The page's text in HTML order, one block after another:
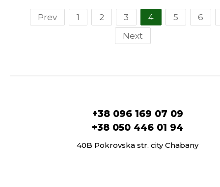
Prev 1 2 3 4 5
6
Next
+38 096 169 07 09
+38 050 446 01 94
40B Pokrovska str. city Chabany